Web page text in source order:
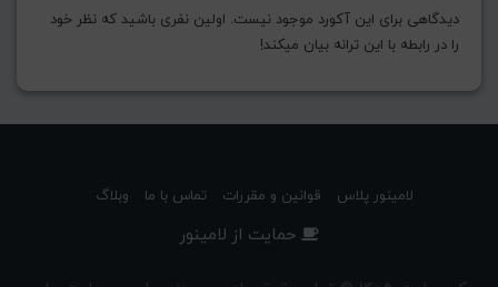
دیدگاهی برای این آکورد موجود نیست. اولین نفری باشید که نظر خود
را در رابطه با این ترانه بیان میکند!
لامینور پلاس قوانین و مقررات تماس با ما وبلاگ
حمایت از لامینور